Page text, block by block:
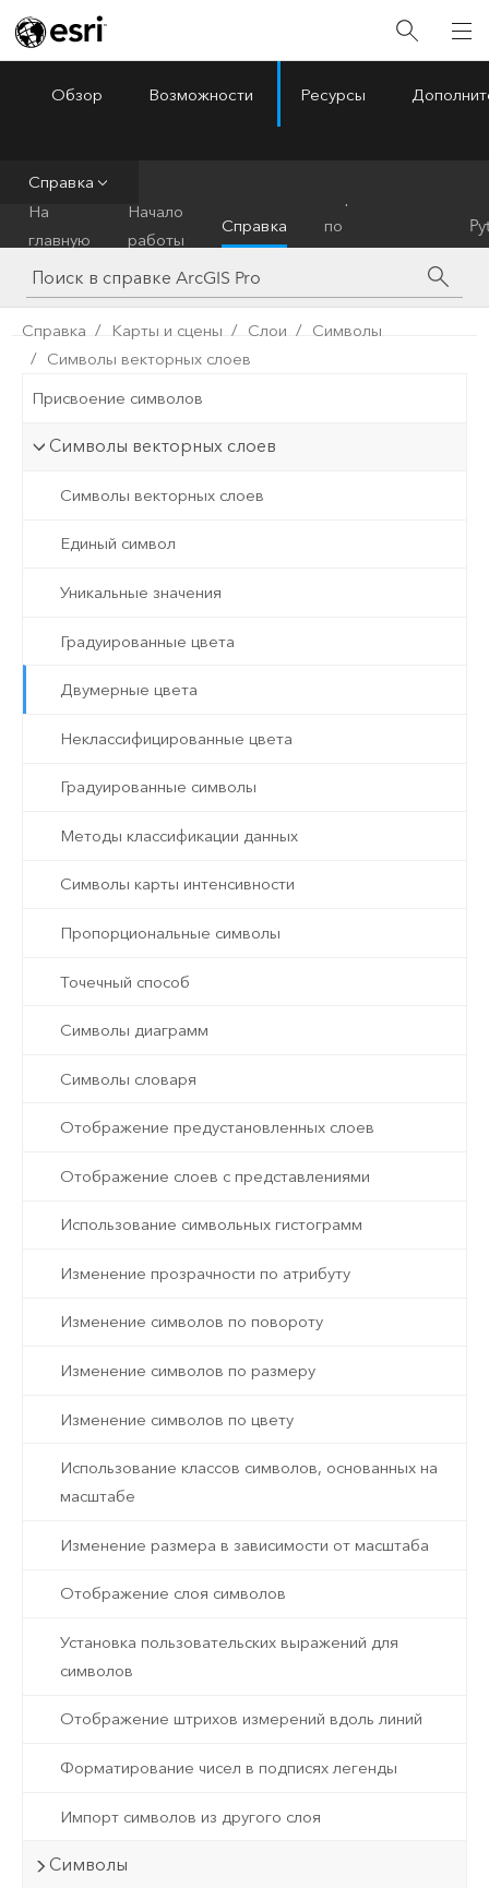
ArcGIS Pro
Обзор Возможности Ресурсы
Справка
На
главную
Начало
работы
Справка
по
инструментам
Справка Карты и сцены Слои
Символы
Символы векторных слоев
Присвоение символов
Символы векторных слоев
Символы векторных слоев
Единый символ
Уникальные значения
Градуированные цвета
Двумерные цвета
Неклассифицированные цвета
Градуированные символы
Методы классификации данных
Символы карты интенсивности
Пропорциональные символы
Точечный способ
Символы диаграмм
Символы словаря
Отображение предустановленных слоев
Отображение слоев с представлениями
Использование символьных гистограмм
Изменение прозрачности по атрибуту
Изменение символов по повороту
Изменение символов по размеру
Изменение символов по цвету
Использование классов символов, основанных на
масштабе
Изменение размера в зависимости от масштаба
Отображение слоя символов
Установка пользовательских выражений для
символов
Отображение штрихов измерений вдоль линий
Форматирование чисел в подписях легенды
Импорт символов из другого слоя
Символы